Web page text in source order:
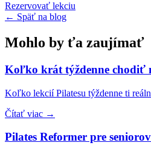
Rezervovať lekciu
← Späť na blog
Mohlo by ťa zaujímať
Koľko krát týždenne chodiť
Koľko lekcií Pilatesu týždenne ti
Čítať viac →
Pilates Reformer pre